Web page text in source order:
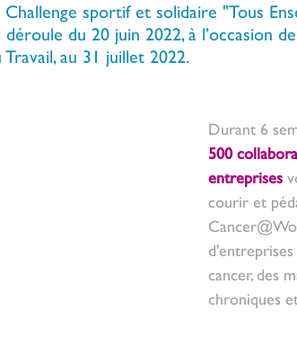
sportif et solidaire "Tous
du 20 juin 2022, à l’occasion
au 31 juillet 2022.
Durant 6
500
entreprises
courir et
cancer, des
chroniques